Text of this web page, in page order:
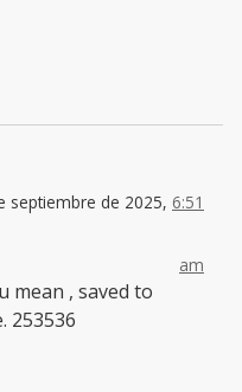
septiembre de 2025, 6:51
am
mean , saved to
253536